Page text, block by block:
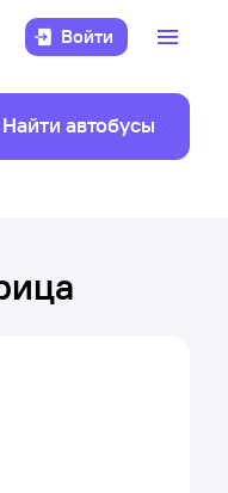
Войти
Найти автобусы